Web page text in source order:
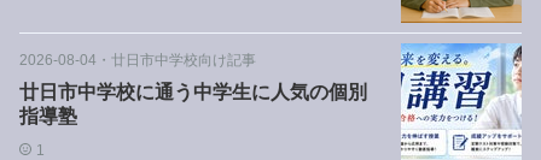
2026-08-04 ・ 廿日市中学校向け記事
廿日市中学校に通う中学生に人気の個別
指導塾
1